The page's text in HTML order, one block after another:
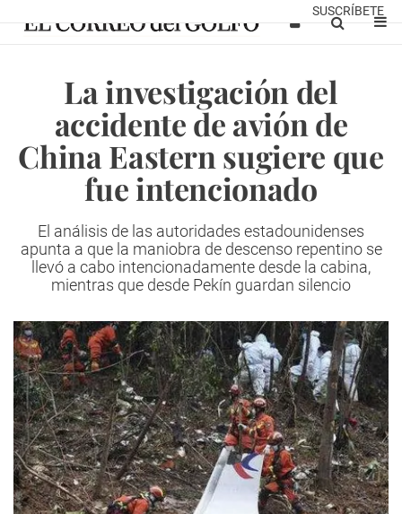
SUSCRÍBETE
La investigación del
accidente de avión de
China Eastern sugiere que
fue intencionado
El análisis de las autoridades estadounidenses
apunta a que la maniobra de descenso repentino se
llevó a cabo intencionadamente desde la cabina,
mientras que desde Pekín guardan silencio